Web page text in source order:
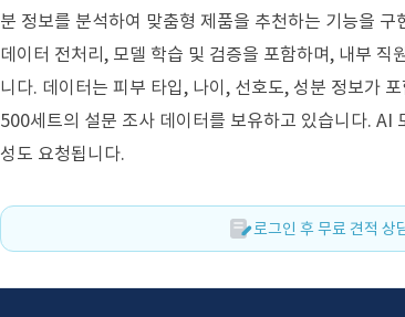
분 정보를 분석하여 맞춤형 제품을 추천하는 기능을
데이터 전처리, 모델 학습 및 검증을 포함하며, 내부 직
니다. 데이터는 피부 타입, 나이, 선호도, 성분 정보가
500세트의 설문 조사 데이터를 보유하고 있습니다. AI
성도 요청됩니다.
로그인 후 무료 견적 상